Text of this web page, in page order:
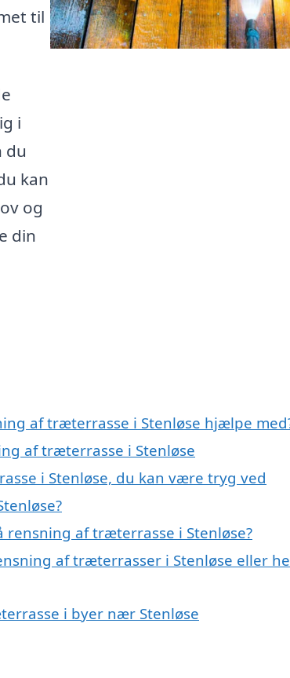
til
i
du
kan
og
din
af træterrasse i Stenløse hjælpe
af træterrasse i Stenløse
i Stenløse, du kan være tryg ved
af træterrasse i Stenløse?
af træterrasser i Stenløse eller
i byer nær Stenløse